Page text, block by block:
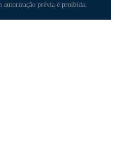
autorização prévia é proibida.